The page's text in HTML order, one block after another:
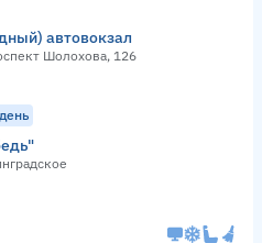
автовокзал
Шолохова, 126